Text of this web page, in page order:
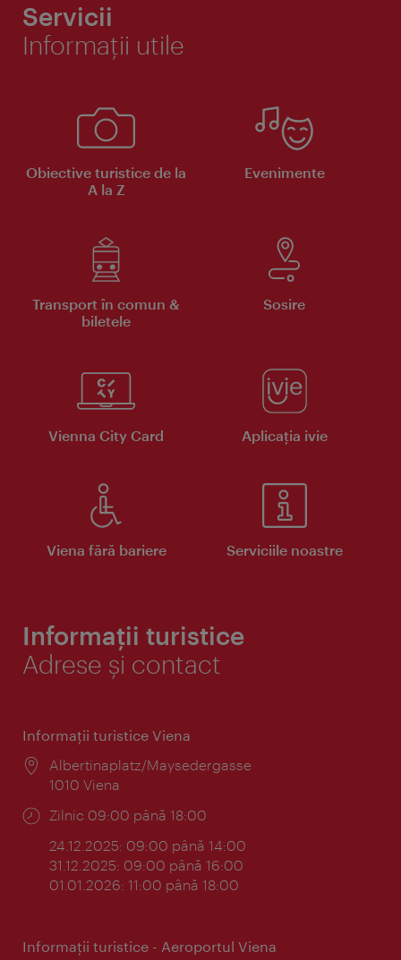
Servicii
Informaţii utile
Obiective turistice de la
A la Z
Evenimente
Transport în comun &
biletele
Sosire
Vienna City Card Aplicaţia ivie
Viena fără bariere Serviciile noastre
Informații turistice
Adrese și contact
Informaţii turistice Viena
Locul:
Albertinaplatz/Maysedergasse
1010 Viena
Program:
Zilnic 09:00 până 18:00
24.12.2025: 09:00 până 14:00
31.12.2025: 09:00 până 16:00
01.01.2026: 11:00 până 18:00
Informaţii turistice - Aeroportul Viena